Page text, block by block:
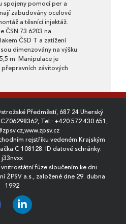
spojeny pomocí per a
zabudovány ocelové
a těsnící injektáž.
ČSN 73 6203 na
ČSD T a zatížení
dimenzovány na výšku
m. Manipulace je
závitových
Předměstí, 687 24 Uherský
Tel.: +420 572 430 651 ,
,www.zpsv.cz
rejstříku vedeném Krajským
C 108128. ID datové schránky:
j33nvxx
vnitrostátní fúze sloučením ke dni
ŽPSV a.s., založené dne 29. dubna
1992